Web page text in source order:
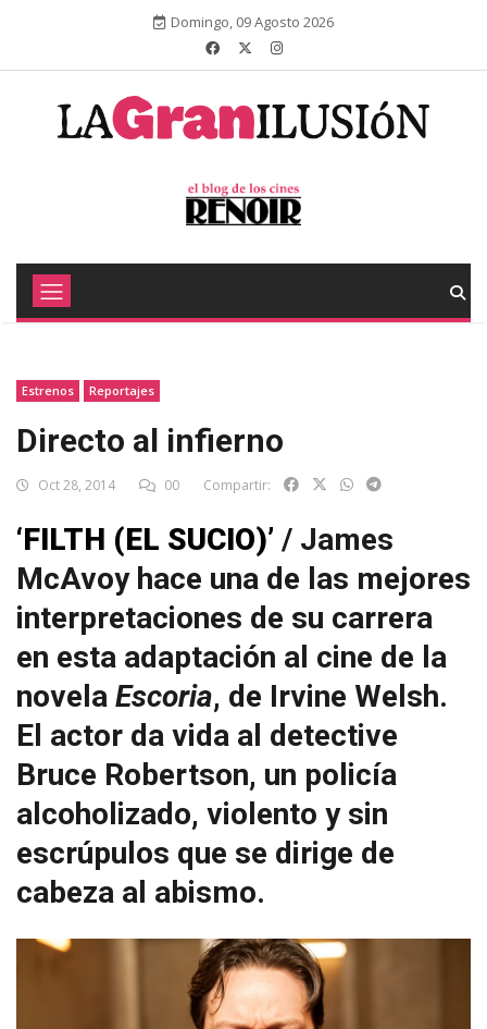
Domingo, 09 Agosto 2026
Estrenos Reportajes
Directo al infierno
Oct 28, 2014 00 Compartir:
‘FILTH (EL SUCIO)’ / James
McAvoy hace una de las mejores
interpretaciones de su carrera
en esta adaptación al cine de la
novela Escoria, de Irvine Welsh.
El actor da vida al detective
Bruce Robertson, un policía
alcoholizado, violento y sin
escrúpulos que se dirige de
cabeza al abismo.